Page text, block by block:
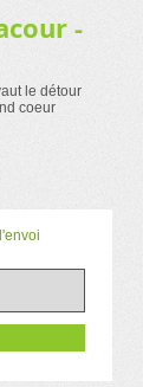
-
le détour
coeur